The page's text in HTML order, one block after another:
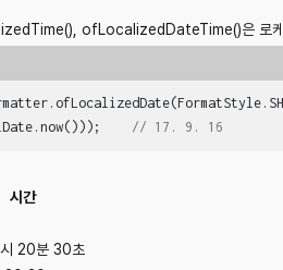
ofLocalizedDateTime()은 로케일
// 17. 9. 16
시간
20분 30초